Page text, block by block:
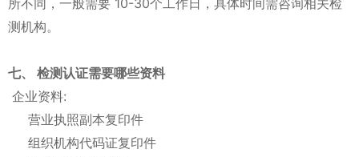
所不同，一般需要 10-30个工作日，具体时间需咨询相关检
测机构。
七、 检测认证需要哪些资料
企业资料:
营业执照副本复印件
组织机构代码证复印件